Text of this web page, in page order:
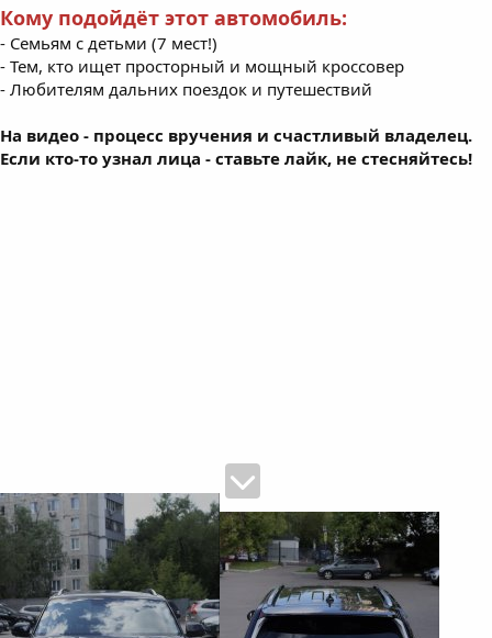
Кому подойдёт этот автомобиль:
- Семьям с детьми (7 мест!)
- Тем, кто ищет просторный и мощный кроссовер
- Любителям дальних поездок и путешествий
На видео - процесс вручения и счастливый владелец.
Если кто-то узнал лица - ставьте лайк, не стесняйтесь!